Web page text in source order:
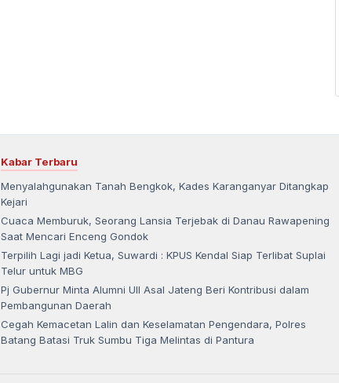
Kabar Terbaru
Menyalahgunakan Tanah Bengkok, Kades Karanganyar Ditangkap
Kejari
Cuaca Memburuk, Seorang Lansia Terjebak di Danau Rawapening
Saat Mencari Enceng Gondok
Terpilih Lagi jadi Ketua, Suwardi : KPUS Kendal Siap Terlibat Suplai
Telur untuk MBG
Pj Gubernur Minta Alumni UII Asal Jateng Beri Kontribusi dalam
Pembangunan Daerah
Cegah Kemacetan Lalin dan Keselamatan Pengendara, Polres
Batang Batasi Truk Sumbu Tiga Melintas di Pantura